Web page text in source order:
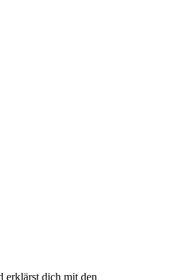
erklärst dich mit den